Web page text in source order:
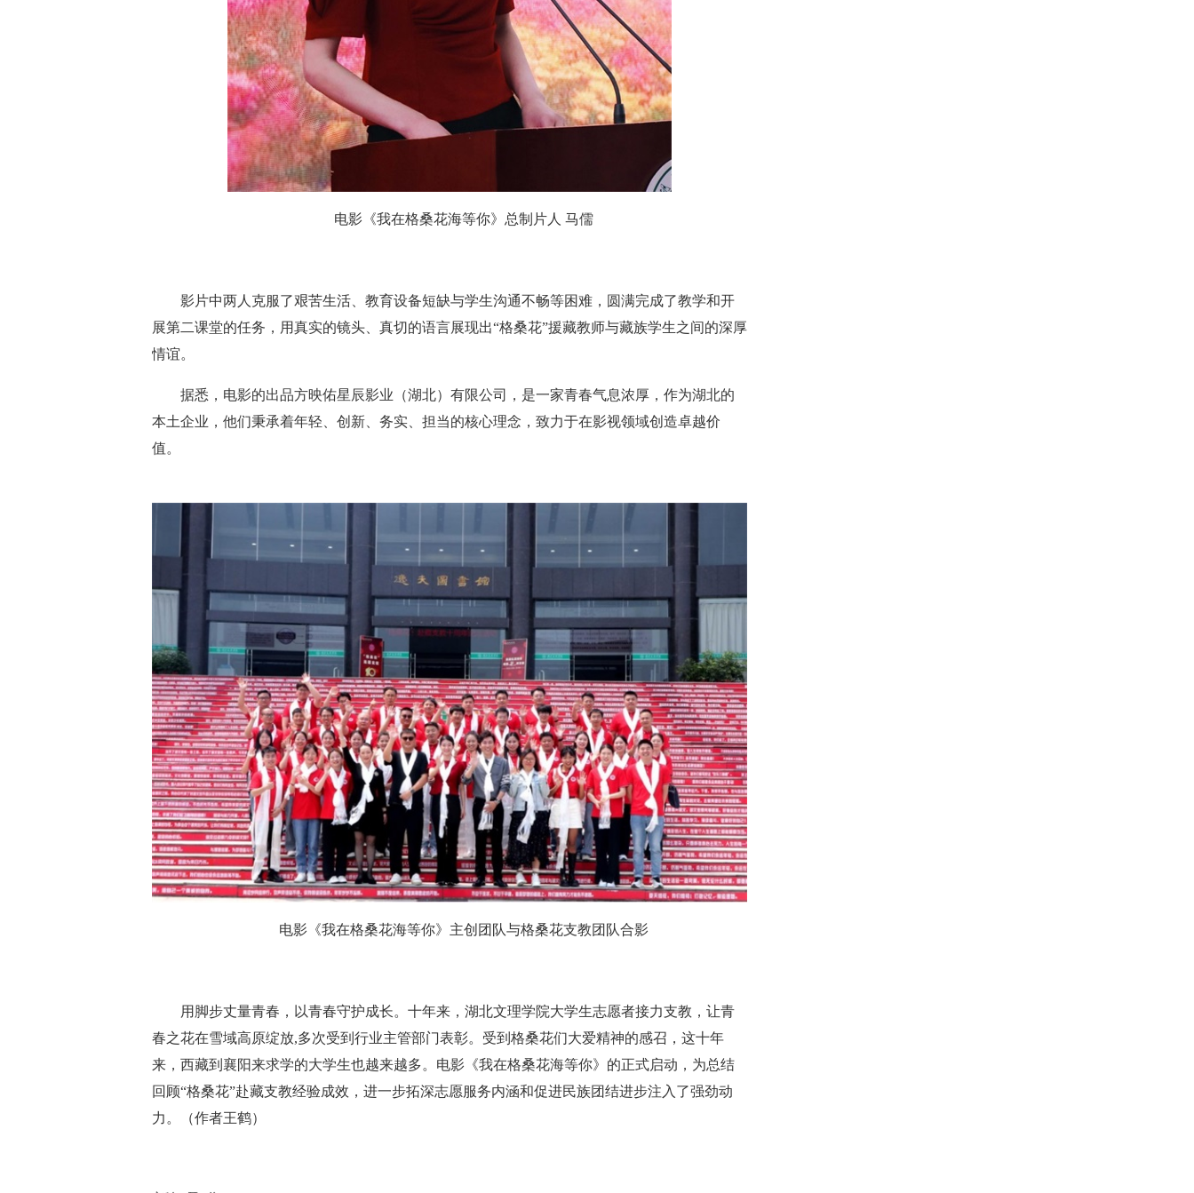
电影《我在格桑花海等你》总制片人 马儒
影片中两人克服了艰苦生活、教育设备短缺与学生沟通不畅等困难，圆满完成了教学和开
展第二课堂的任务，用真实的镜头、真切的语言展现出“格桑花”援藏教师与藏族学生之间的深厚
情谊。
据悉，电影的出品方映佑星辰影业（湖北）有限公司，是一家青春气息浓厚，作为湖北的
本土企业，他们秉承着年轻、创新、务实、担当的核心理念，致力于在影视领域创造卓越价
值。
电影《我在格桑花海等你》主创团队与格桑花支教团队合影
用脚步丈量青春，以青春守护成长。十年来，湖北文理学院大学生志愿者接力支教，让青
春之花在雪域高原绽放,多次受到行业主管部门表彰。受到格桑花们大爱精神的感召，这十年
来，西藏到襄阳来求学的大学生也越来越多。电影《我在格桑花海等你》的正式启动，为总结
回顾“格桑花”赴藏支教经验成效，进一步拓深志愿服务内涵和促进民族团结进步注入了强劲动
力。
（作者王鹤）